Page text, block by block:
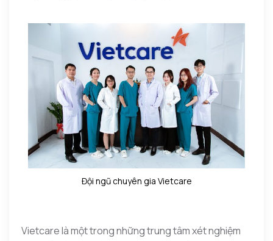
Đội ngũ chuyên gia Vietcare
Vietcare là một trong những trung tâm xét nghiệm